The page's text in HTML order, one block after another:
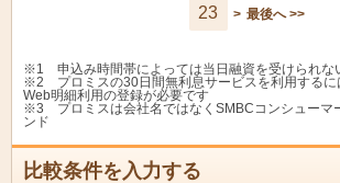
栃木信用金庫
高知銀行
佐原信用金庫
とくぎんカードロー
ン・サポート
しんきんきゃっする 4.8%
サポート 4.8%
００
23 > 最後へ >>
※1 申込み時間帯によっては当日融資を受けられな
※2 プロミスの30日間無利息サービスを利用するに
Web明細利用の登録が必要です
※3 プロミスは会社名ではなくSMBCコンシューマ
ンド
比較条件を入力する